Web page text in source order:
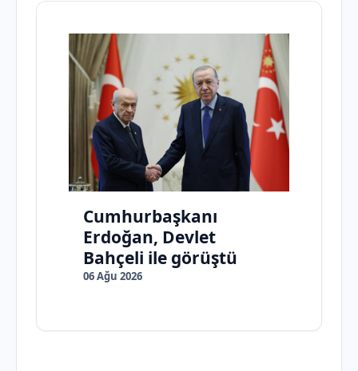
Cumhurbaşkanı
Erdoğan, Devlet
Bahçeli ile görüştü
06 Ağu 2026